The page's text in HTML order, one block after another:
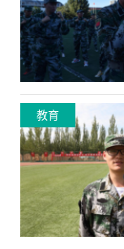
教育